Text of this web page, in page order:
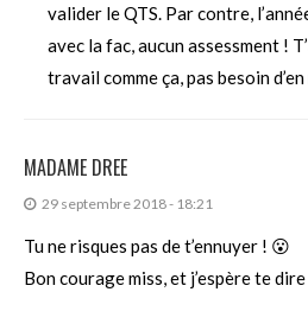
valider le QTS. Par contre,
avec la fac, aucun assessment !
travail comme ça, pas besoin
MADAME DREE
29 septembre 2018 - 18:21
Tu ne risques pas de t’ennuyer ! 😮
Bon courage miss, et j’espère te